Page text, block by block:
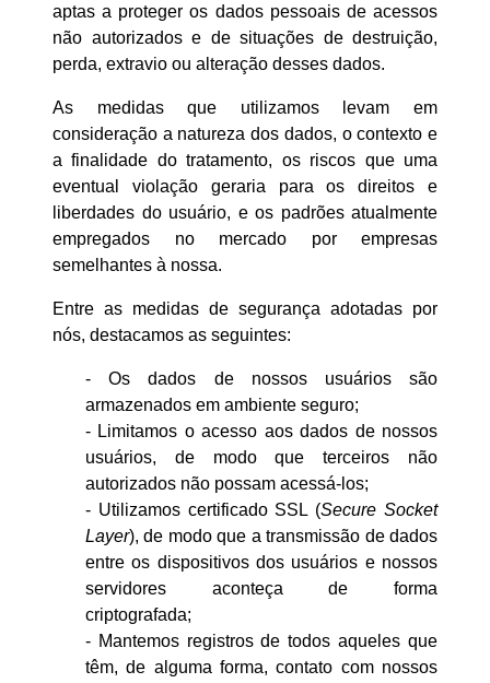
aptas a proteger os dados pessoais de acessos
não autorizados e de situações de destruição,
perda, extravio ou alteração desses dados.
As medidas que utilizamos levam em
consideração a natureza dos dados, o contexto e
a finalidade do tratamento, os riscos que uma
eventual violação geraria para os direitos e
liberdades do usuário, e os padrões atualmente
empregados no mercado por empresas
semelhantes à nossa.
Entre as medidas de segurança adotadas por
nós, destacamos as seguintes:
- Os dados de nossos usuários são
armazenados em ambiente seguro;
- Limitamos o acesso aos dados de nossos
usuários, de modo que terceiros não
autorizados não possam acessá-los;
- Utilizamos certificado SSL (Secure Socket
Layer), de modo que a transmissão de dados
entre os dispositivos dos usuários e nossos
servidores aconteça de forma
criptografada;
- Mantemos registros de todos aqueles que
têm, de alguma forma, contato com nossos